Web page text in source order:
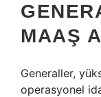
MAAŞ
Generaller,
operasyonel